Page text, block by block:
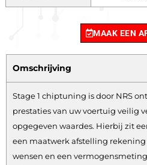
MAAK EEN
Omschrijving
Stage 1 chiptuning is door NRS
prestaties van uw voertuig veilig
opgegeven waardes. Hierbij zit
een maatwerk afstelling
wensen en een